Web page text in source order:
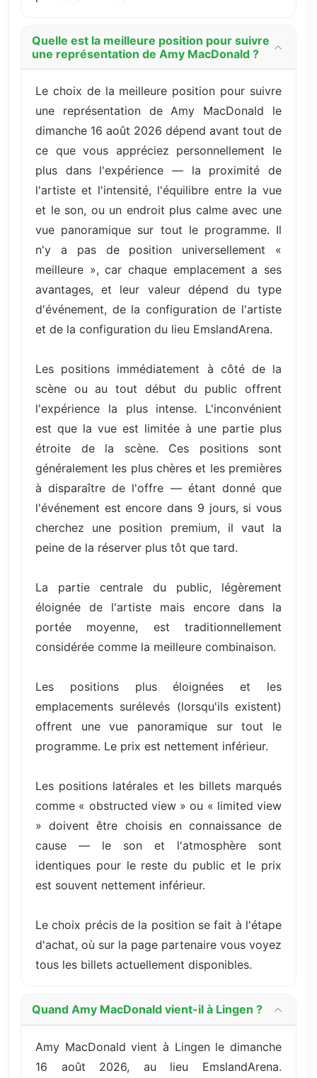
Quelle est la meilleure position pour suivre
une représentation de Amy MacDonald ?
Le choix de la meilleure position pour suivre
une représentation de Amy MacDonald le
dimanche 16 août 2026 dépend avant tout de
ce que vous appréciez personnellement le
plus dans l'expérience — la proximité de
l'artiste et l'intensité, l'équilibre entre la vue
et le son, ou un endroit plus calme avec une
vue panoramique sur tout le programme. Il
n'y a pas de position universellement «
meilleure », car chaque emplacement a ses
avantages, et leur valeur dépend du type
d'événement, de la configuration de l'artiste
et de la configuration du lieu EmslandArena.
Les positions immédiatement à côté de la
scène ou au tout début du public offrent
l'expérience la plus intense. L'inconvénient
est que la vue est limitée à une partie plus
étroite de la scène. Ces positions sont
généralement les plus chères et les premières
à disparaître de l'offre — étant donné que
l'événement est encore dans 9 jours, si vous
cherchez une position premium, il vaut la
peine de la réserver plus tôt que tard.
La partie centrale du public, légèrement
éloignée de l'artiste mais encore dans la
portée moyenne, est traditionnellement
considérée comme la meilleure combinaison.
Les positions plus éloignées et les
emplacements surélevés (lorsqu'ils existent)
offrent une vue panoramique sur tout le
programme. Le prix est nettement inférieur.
Les positions latérales et les billets marqués
comme « obstructed view » ou « limited view
» doivent être choisis en connaissance de
cause — le son et l'atmosphère sont
identiques pour le reste du public et le prix
est souvent nettement inférieur.
Le choix précis de la position se fait à l'étape
d'achat, où sur la page partenaire vous voyez
tous les billets actuellement disponibles.
Quand Amy MacDonald vient-il à Lingen ?
Amy MacDonald vient à Lingen le dimanche
16 août 2026, au lieu EmslandArena.